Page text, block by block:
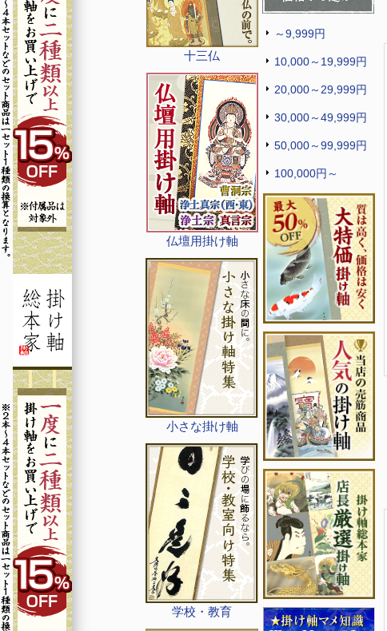
十三仏
仏壇用掛け軸
小さな掛け軸
学校・教育
～9,999円
10,000～19,999円
20,000～29,999円
30,000～49,999円
50,000～99,999円
100,000円～